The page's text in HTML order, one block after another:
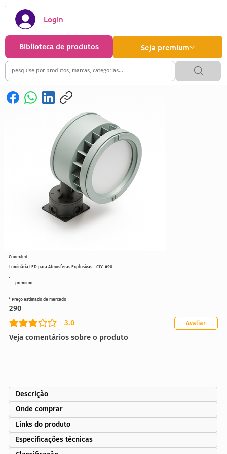
Seja premium
Biblioteca de produtos
Login
premium
Luminária LED para Atmosferas Explosivas - CLY-A90
3.0
classificação média é 3 de 5
Veja comentários sobre o produto
Avaliar
* Preço estimado de mercado
290
Conexled
Descrição
Onde comprar
Links do produto
Especificações técnicas